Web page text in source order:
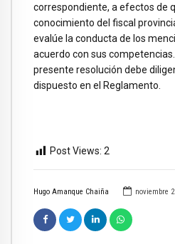
Hugo Amanque Chaiña noviembre
correspondiente, a efectos de
conocimiento del fiscal
evalúe la conducta de los
acuerdo con sus
presente resolución debe
dispuesto en el Reglamento.
Post Views: 2